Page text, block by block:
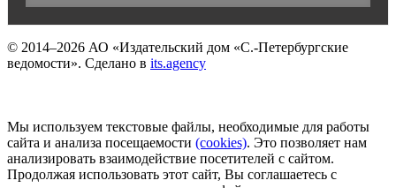
© 2014–2026 АО «Издательский дом «С.-Петербургские
ведомости». Сделано в its.agency
Мы используем текстовые файлы, необходимые для работы
сайта и анализа посещаемости (сookies). Это позволяет нам
анализировать взаимодействие посетителей с сайтом.
Продолжая использовать этот сайт, Вы соглашаетесь с